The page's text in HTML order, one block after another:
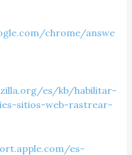
chrome/answe
es/kb/habilitar-
sitios-web-rastrear-
es-